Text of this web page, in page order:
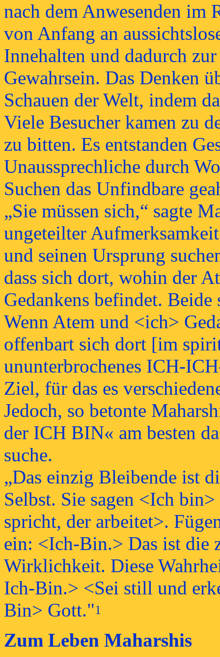
nach dem Anwesenden im
von Anfang an
Innehalten und dadurch
Gewahrsein. Das Denken
Schauen der Welt, indem
Viele Besucher kamen zu
zu bitten. Es entstanden
Unaussprechliche durch
Suchen das Unfindbare
„Sie müssen sich,“ sagte
ungeteilter
und seinen Ursprung
dass sich dort, wohin der
Gedankens befindet.
Wenn Atem und <ich>
offenbart sich dort [im
ununterbrochenes ICH-
Ziel, für das es
Jedoch, so betonte
der ICH BIN« am besten
suche.
„Das einzig Bleibende ist
Selbst. Sie sagen <Ich
spricht, der arbeitet>.
ein: <Ich-Bin.> Das ist die
Wirklichkeit. Diese
Ich-Bin.> <Sei still und
Bin> Gott."1
Zum Leben Maharshis